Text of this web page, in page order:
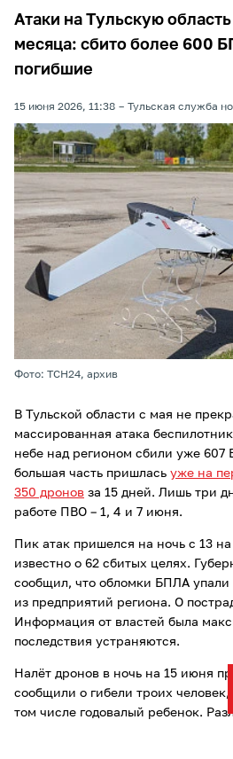
Атаки на Тульскую
месяца: сбито более 600
погибшие
15 июня 2026, 11:38 Тульская служба
Фото: ТСН24, архив
В Тульской области с мая не
массированная атака
небе над регионом сбили уже
большая часть пришлась уже на
350 дронов за 15 дней. Лишь три
работе ПВО – 1, 4 и 7 июня.
Пик атак пришелся на ночь с 13
известно о 62 сбитых целях.
сообщил, что обломки БПЛА упали
из предприятий региона. О
Информация от властей была
последствия устраняются.
Налёт дронов в ночь на 15 июня
сообщили о гибели троих человек,
том числе годовалый ребенок.